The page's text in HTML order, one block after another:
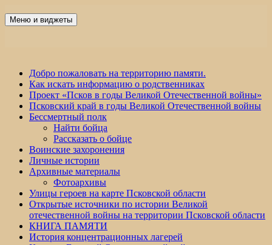
Победа 60
Меню и виджеты
Добро пожаловать на территорию памяти.
Как искать информацию о родственниках
Проект «Псков в годы Великой Отечественной войны»
Псковский край в годы Великой Отечественной войны
Бессмертный полк
Найти бойца
Рассказать о бойце
Воинские захоронения
Личные истории
Архивные материалы
Фотоархивы
Улицы героев на карте Псковской области
Открытые источники по истории Великой
отечественной войны на территории Псковской области
КНИГА ПАМЯТИ
История концентрационных лагерей